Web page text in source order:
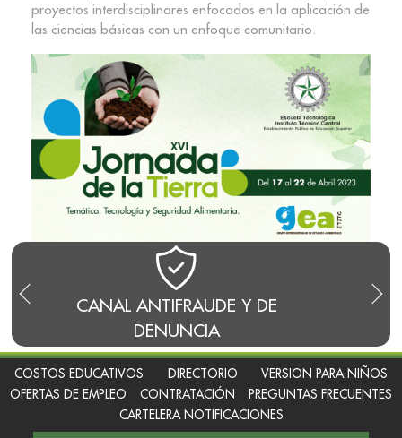
CANAL ANTIFRAUDE Y DE
DENUNCIA
proyectos interdisciplinares enfocados en la aplicación de
las ciencias básicas con un enfoque comunitario.
COSTOS EDUCATIVOS DIRECTORIO
VERSION PARA NIÑOS
OFERTAS DE EMPLEO
CONTRATACIÓN
PREGUNTAS FRECUENTES
CARTELERA NOTIFICACIONES